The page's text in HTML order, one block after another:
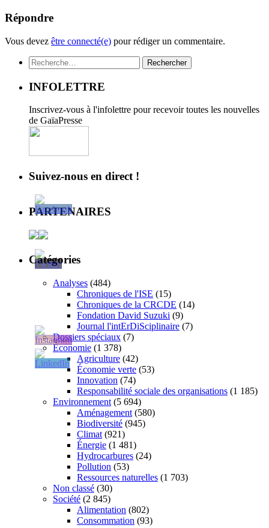
Répondre
Vous devez être connecté(e) pour rédiger un commentaire.
Rechercher :
INFOLETTRE
Inscrivez-vous à l'infolettre pour recevoir toutes les nouvelles
de GaïaPresse
Suivez-nous en direct !
PARTENAIRES
Catégories
Analyses (484)
Chroniques de l'ISE (15)
Chroniques de la CRCDE (14)
Fondation David Suzuki (9)
Journal l'intErDiSciplinaire (7)
Dossiers spéciaux (7)
Économie (1 378)
Agriculture (42)
Économie verte (53)
Innovation (74)
Responsabilité sociale des organisations (1 185)
Environnement (5 694)
Aménagement (580)
Biodiversité (945)
Climat (921)
Énergie (1 481)
Hydrocarbures (24)
Pollution (53)
Ressources naturelles (1 703)
Non classé (30)
Société (2 845)
Alimentation (802)
Consommation (93)